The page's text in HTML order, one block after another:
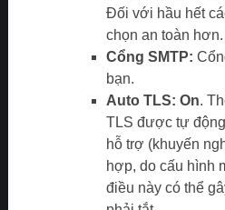
Đối với hầu hết
chọn an toàn hơn.
Cổng SMTP:
bạn.
Auto TLS: On.
TLS được tự
hỗ trợ (khuyến
hợp, do cấu hình
điều này có thể